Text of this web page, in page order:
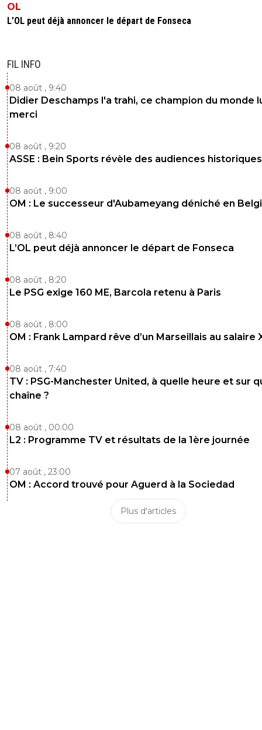
OL
L’OL peut déjà annoncer le départ de Fonseca
FIL INFO
08 août , 9:40
Didier Deschamps l'a trahi, ce champion du monde
merci
08 août , 9:20
ASSE : Bein Sports révèle des audiences historiques
08 août , 9:00
OM : Le successeur d'Aubameyang déniché en
08 août , 8:40
L’OL peut déjà annoncer le départ de Fonseca
08 août , 8:20
Le PSG exige 160 ME, Barcola retenu à Paris
08 août , 8:00
OM : Frank Lampard rêve d’un Marseillais au salaire
08 août , 7:40
TV : PSG-Manchester United, à quelle heure et sur
chaîne ?
08 août , 00:00
L2 : Programme TV et résultats de la 1ère journée
07 août , 23:00
OM : Accord trouvé pour Aguerd à la Sociedad
Plus d'articles